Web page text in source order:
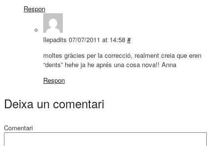
Respon
llepadits 07/07/2011 at 14:58 #
moltes gràcies per la correcció, realment creia que eren
“dents” hehe ja he aprés una cosa nova!! Anna
Respon
Deixa un comentari
Comentari